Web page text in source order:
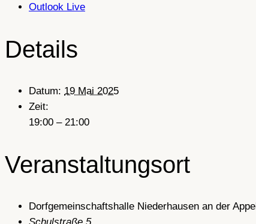
Outlook Live
Details
Datum: 19 Mai 2025
Zeit:
19:00 – 21:00
Veranstaltungsort
Dorfgemeinschaftshalle Niederhausen an der Appel